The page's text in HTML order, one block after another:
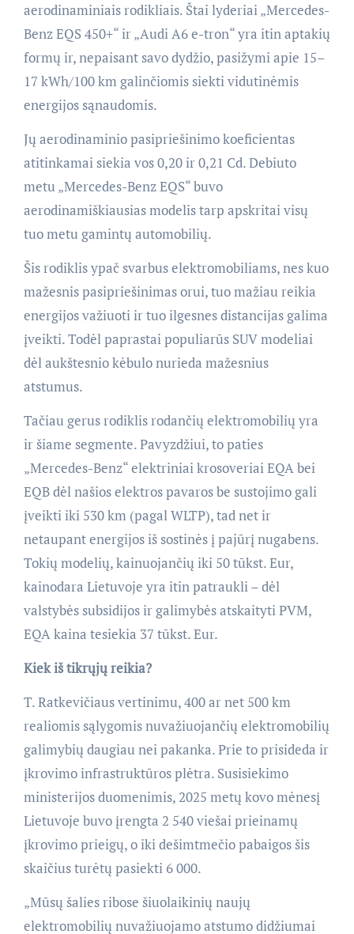
aerodinaminiais rodikliais. Štai lyderiai „Mercedes-
Benz EQS 450+“ ir „Audi A6 e-tron“ yra itin aptakių
formų ir, nepaisant savo dydžio, pasižymi apie 15–
17 kWh/100 km galinčiomis siekti vidutinėmis
energijos sąnaudomis.
Jų aerodinaminio pasipriešinimo koeficientas
atitinkamai siekia vos 0,20 ir 0,21 Cd. Debiuto
metu „Mercedes-Benz EQS“ buvo
aerodinamiškiausias modelis tarp apskritai visų
tuo metu gamintų automobilių.
Šis rodiklis ypač svarbus elektromobiliams, nes kuo
mažesnis pasipriešinimas orui, tuo mažiau reikia
energijos važiuoti ir tuo ilgesnes distancijas galima
įveikti. Todėl paprastai populiarūs SUV modeliai
dėl aukštesnio kėbulo nurieda mažesnius
atstumus.
Tačiau gerus rodiklis rodančių elektromobilių yra
ir šiame segmente. Pavyzdžiui, to paties
„Mercedes-Benz“ elektriniai krosoveriai EQA bei
EQB dėl našios elektros pavaros be sustojimo gali
įveikti iki 530 km (pagal WLTP), tad net ir
netaupant energijos iš sostinės į pajūrį nugabens.
Tokių modelių, kainuojančių iki 50 tūkst. Eur,
kainodara Lietuvoje yra itin patraukli – dėl
valstybės subsidijos ir galimybės atskaityti PVM,
EQA kaina tesiekia 37 tūkst. Eur.
Kiek iš tikrųjų reikia?
T. Ratkevičiaus vertinimu, 400 ar net 500 km
realiomis sąlygomis nuvažiuojančių elektromobilių
galimybių daugiau nei pakanka. Prie to prisideda ir
įkrovimo infrastruktūros plėtra. Susisiekimo
ministerijos duomenimis, 2025 metų kovo mėnesį
Lietuvoje buvo įrengta 2 540 viešai prieinamų
įkrovimo prieigų, o iki dešimtmečio pabaigos šis
skaičius turėtų pasiekti 6 000.
„Mūsų šalies ribose šiuolaikinių naujų
elektromobilių nuvažiuojamo atstumo didžiumai